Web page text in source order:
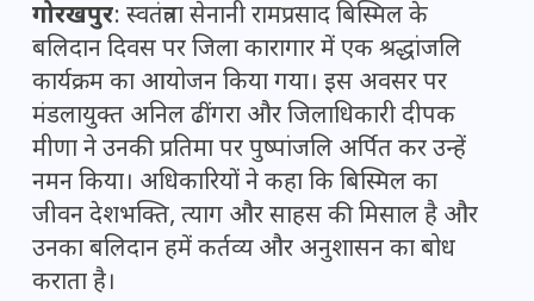
गोरखपुर: स्वतंत्रता सेनानी रामप्रसाद बिस्मिल के
बलिदान दिवस पर जिला कारागार में एक श्रद्धांजलि
कार्यक्रम का आयोजन किया गया। इस अवसर पर
मंडलायुक्त अनिल ढींगरा और जिलाधिकारी दीपक
मीणा ने उनकी प्रतिमा पर पुष्पांजलि अर्पित कर उन्हें
नमन किया। अधिकारियों ने कहा कि बिस्मिल का
जीवन देशभक्ति, त्याग और साहस की मिसाल है और
उनका बलिदान हमें कर्तव्य और अनुशासन का बोध
कराता है।